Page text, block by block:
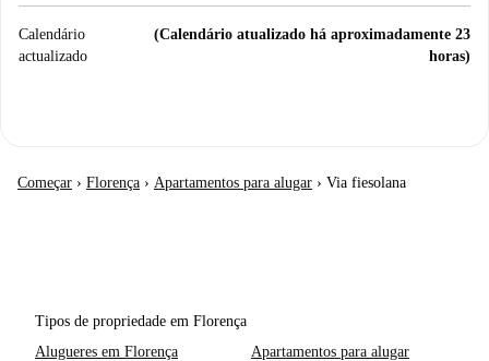
Calendário
actualizado
(Calendário atualizado há aproximadamente 23
horas)
Começar › Florença › Apartamentos para alugar › Via fiesolana
Tipos de propriedade em Florença
Alugueres em Florença
Apartamentos para alugar